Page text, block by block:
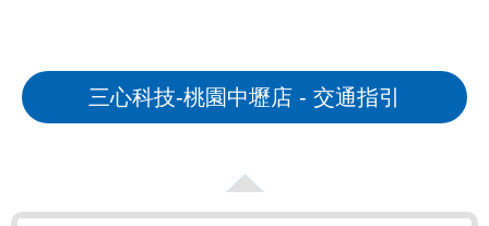
三心科技-桃園中壢店 - 交通指引